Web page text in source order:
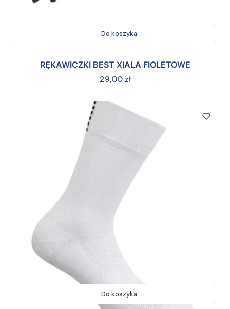
Do koszyka
RĘKAWICZKI BEST XIALA FIOLETOWE
Cena
29,00 zł
Do koszyka